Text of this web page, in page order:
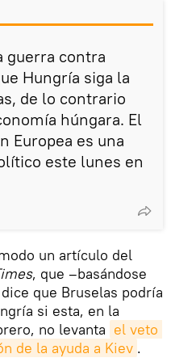
guerra contra
Hungría siga la
de lo contrario
húngara. El
Europea es una
este lunes en
un artículo del
, que –basándose
que Bruselas podría
si esta, en la
no levanta el veto
de la ayuda a Kiev .